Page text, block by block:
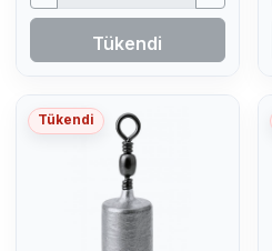
Tükendi
Tükendi